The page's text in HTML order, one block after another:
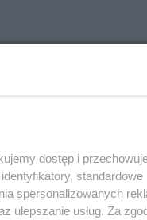
dostęp i
standardowe
spersonalizowanych
ulepszanie usług. Za